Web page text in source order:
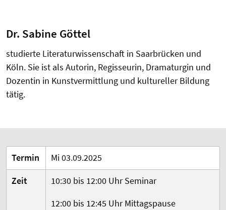
Dr. Sabine Göttel
studierte Literaturwissenschaft in Saarbrücken und
Köln. Sie ist als Autorin, Regisseurin, Dramaturgin und
Dozentin in Kunstvermittlung und kultureller Bildung
tätig.
Termin
Mi 03.09.2025
Zeit
10:30 bis 12:00 Uhr Seminar
12:00 bis 12:45 Uhr Mittagspause